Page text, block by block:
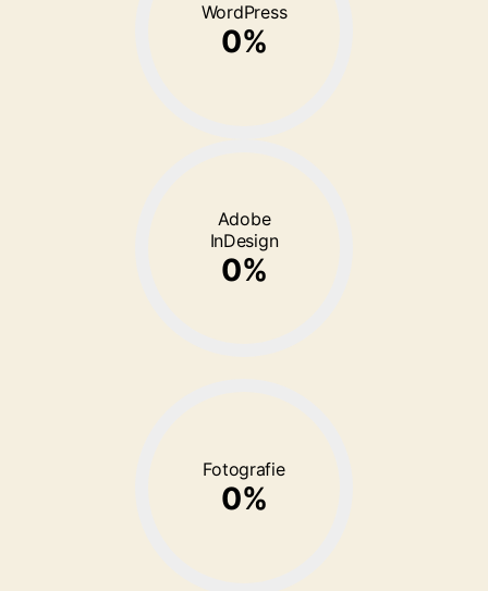
WordPress
0%
Adobe
InDesign
0%
Fotografie
0%